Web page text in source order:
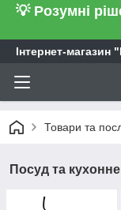
💡 Розумні
Інтернет-магазин
Товари та
Посуд та